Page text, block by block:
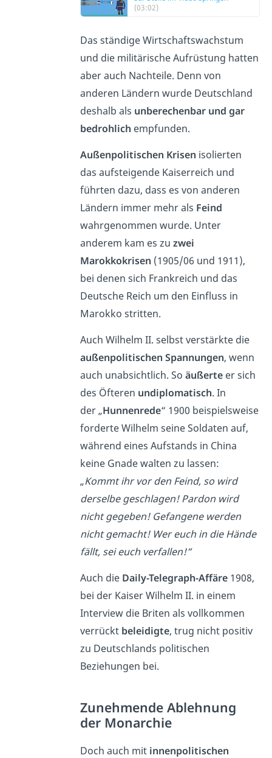
(03:02)
Das ständige Wirtschaftswachstum
und die militärische Aufrüstung hatten
aber auch Nachteile. Denn von
anderen Ländern wurde Deutschland
deshalb als unberechenbar und gar
bedrohlich empfunden.
Außenpolitischen Krisen isolierten
das aufsteigende Kaiserreich und
führten dazu, dass es von anderen
Ländern immer mehr als Feind
wahrgenommen wurde. Unter
anderem kam es zuzwei
Marokkokrisen (1905/06 und 1911),
bei denen sich Frankreich und das
Deutsche Reich um den Einfluss in
Marokko stritten.
Auch Wilhelm II. selbst verstärkte die
außenpolitischen Spannungen, wenn
auch unabsichtlich. Soäußerte er sich
des Öfteren undiplomatisch. In
der „Hunnenrede“ 1900 beispielsweise
forderte Wilhelm seine Soldaten auf,
während eines Aufstands in China
keine Gnade walten zu lassen:
„Kommt ihr vor den Feind, so wird
derselbe geschlagen! Pardon wird
nicht gegeben! Gefangene werden
nicht gemacht! Wer euch in die Hände
fällt, sei euch verfallen!“
Auch die Daily-Telegraph-Affäre 1908,
bei der Kaiser Wilhelm II. in einem
Interview die Briten als vollkommen
verrückt beleidigte, trug nicht positiv
zu Deutschlands politischen
Beziehungen bei.
Zunehmende Ablehnung
der Monarchie
Doch auch mit innenpolitischen